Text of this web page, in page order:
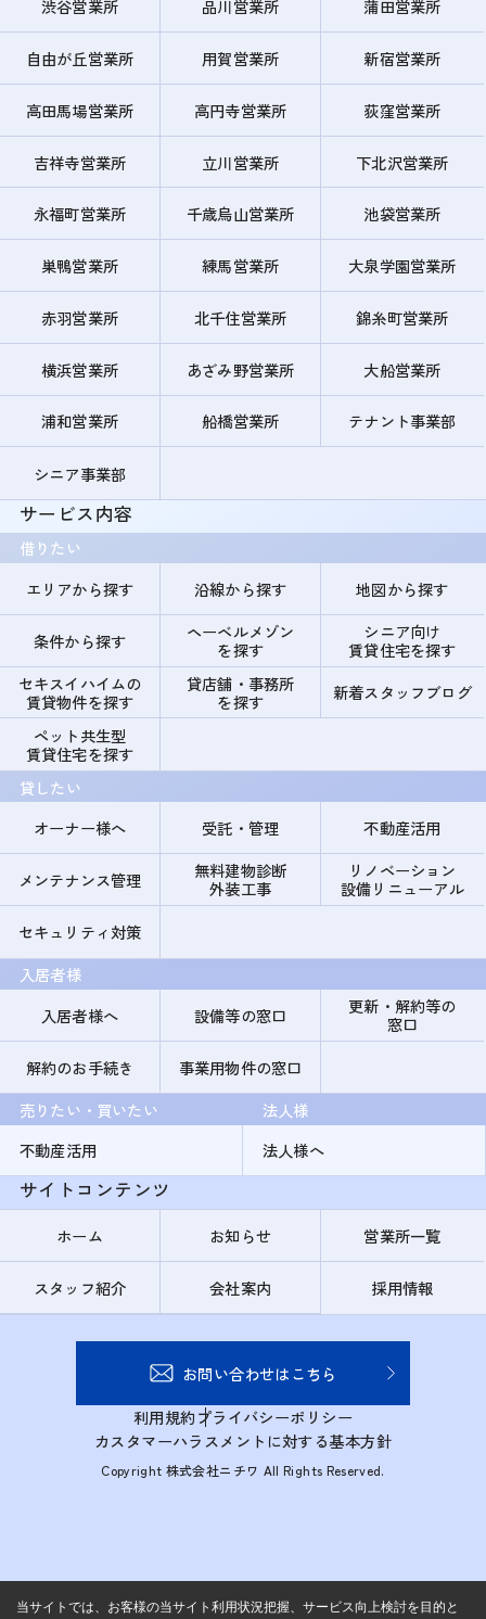
渋谷営業所 品川営業所 蒲田営業所
自由が丘営業所 用賀営業所 新宿営業所
高田馬場営業所 高円寺営業所 荻窪営業所
吉祥寺営業所 立川営業所 下北沢営業所
永福町営業所 千歳烏山営業所 池袋営業所
巣鴨営業所 練馬営業所 大泉学園営業所
赤羽営業所 北千住営業所 錦糸町営業所
横浜営業所 あざみ野営業所 大船営業所
浦和営業所 船橋営業所 テナント事業部
シニア事業部
サービス内容
借りたい
エリアから探す
沿線から探す 地図から探す
条件から探す
ヘーベルメゾン
を探す
シニア向け
賃貸住宅を探す
セキスイハイムの
賃貸物件を探す
貸店舗・事務所
を探す
新着スタッフブログ
ペット共生型
賃貸住宅を探す
貸したい
オーナー様へ
受託・管理 不動産活用
メンテナンス管理
無料建物診断
外装工事
リノベーション
設備リニューアル
セキュリティ対策
入居者様
入居者様へ
設備等の窓口
更新・解約等の
窓口
解約のお手続き
事業用物件の窓口
売りたい・買いたい
不動産活用
法人様
法人様へ
サイトコンテンツ
ホーム お知らせ 営業所一覧
スタッフ紹介 会社案内 採用情報
お問い合わせはこちら
利用規約プライバシーポリシー
カスタマーハラスメントに対する基本方針
Copyright 株式会社ニチワ All Rights Reserved.
当サイトでは、お客様の当サイト利用状況把握、サービス向上検討を目的と